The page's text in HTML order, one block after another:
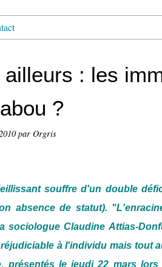
: les
?
par Orgris
souffre d'un double
absence de statut).
sociologue Claudine Attias-
à l'individu mais tout
présentés le jeudi 22 mars